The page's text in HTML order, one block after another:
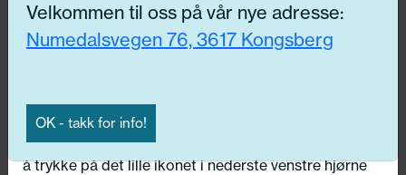
Ved å trykke «Godta» gir du din tillatelse til alle disse
formålene. Du kan også velge formålet du vil
innstillingene».
Du kan trekke tilbake samtykket ditt til enhver tid ved
å trykke på det lille ikonet i nederste venstre hjørne
Velkommen til oss på vår nye adresse:
Numedalsvegen 76, 3617 Kongsberg
OK - takk for info!